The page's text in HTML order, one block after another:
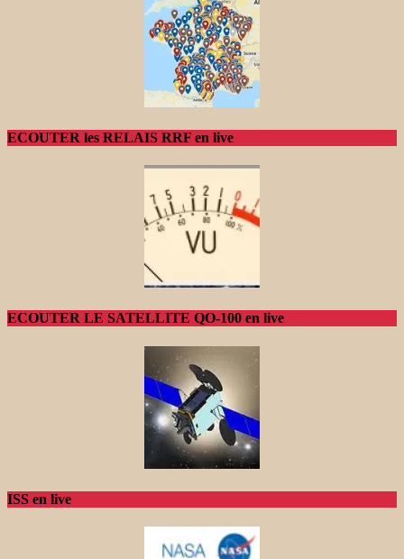
ECOUTER les RELAIS RRF en live
ECOUTER LE SATELLITE QO-100 en live
ISS en live